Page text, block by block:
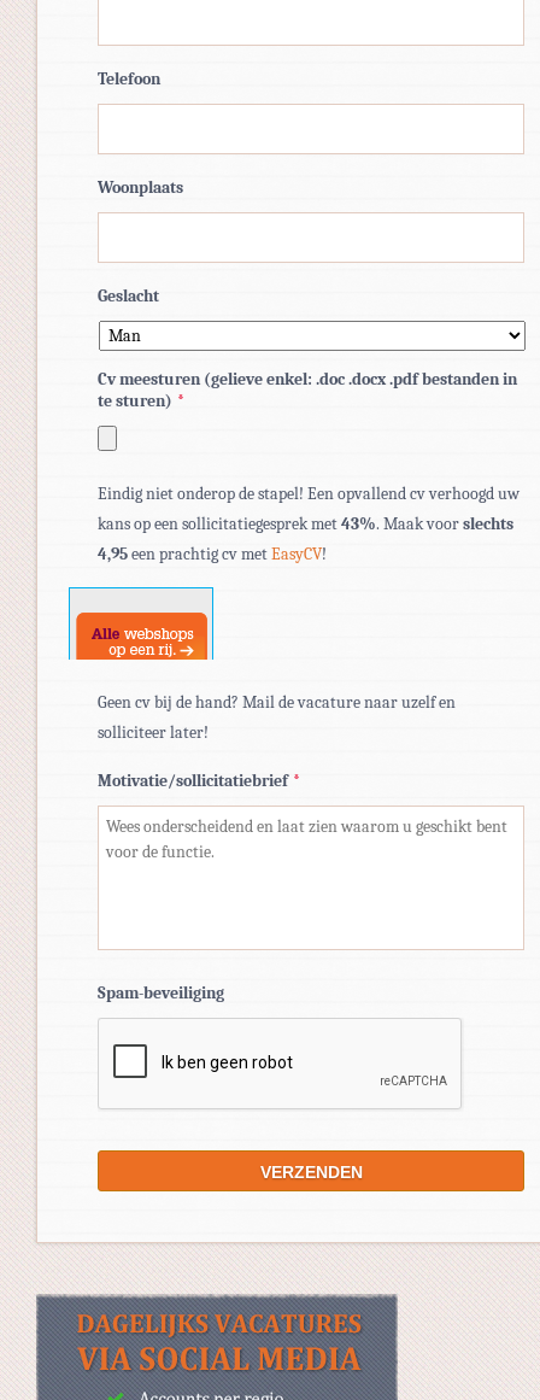
Telefoon
Woonplaats
Geslacht
Cv meesturen (gelieve enkel: .doc .docx .pdf bestanden in
te sturen) *
bestandstypen:
pdf,
doc,
docx.
Eindig niet onderop de stapel! Een opvallend cv verhoogd uw
kans op een sollicitatiegesprek met43%. Maak voorslechts
4,95een prachtig cv metEasyCV!
Geen cv bij de hand? Mail de vacature naar uzelf en
solliciteer later!
Motivatie/sollicitatiebrief *
Spam-beveiliging